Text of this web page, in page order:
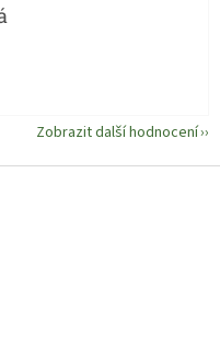
z 5 hvězdiček.
Zobrazit další hodnocení